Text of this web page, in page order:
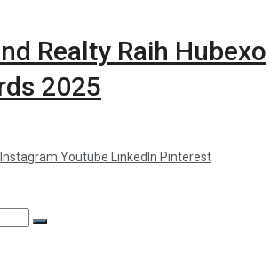
Realty Raih Hubexo
2025
Instagram Youtube LinkedIn Pinterest